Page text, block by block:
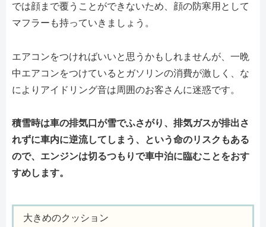
では顔まで覆うことができないため、顔の防寒用として
マフラーも持っていきましょう。
エアコンをつければいいと思うかもしれませんが、一晩
中エアコンをつけているとガソリンの消費が激しく、な
によりアイドリング音は周囲のお客さんに迷惑です。
積雪時は車の排気口が雪でふさがり、排気ガスが排出さ
れずに車内に逆流してしまう、という命のリスクもある
ので、エンジンは切るつもりで車中泊に臨むことをおす
すめします。
大きめのクッション